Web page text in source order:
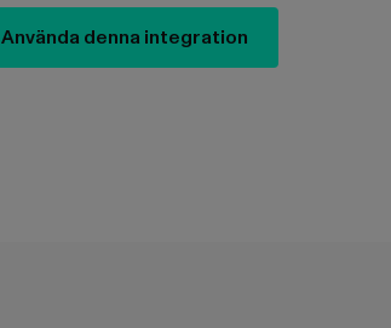
Använda denna integration